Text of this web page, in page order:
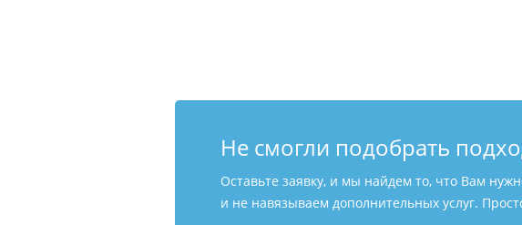
Не смогли подобрать
Оставьте заявку, и мы найдем то, что Вам
и не навязываем дополнительных услуг.